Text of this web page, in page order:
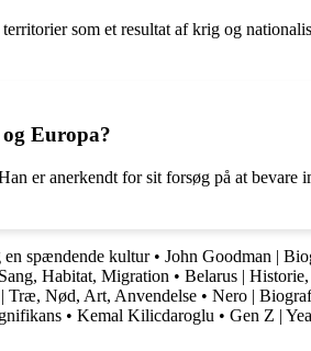
som et resultat af krig og
Europa?
er anerkendt for sit forsøg på at
spændende kultur• John Goodman |
Habitat, Migration • Belarus |
Træ, Nød, Art, Anvendelse • Nero |
• Kemal Kilicdaroglu • Gen Z |